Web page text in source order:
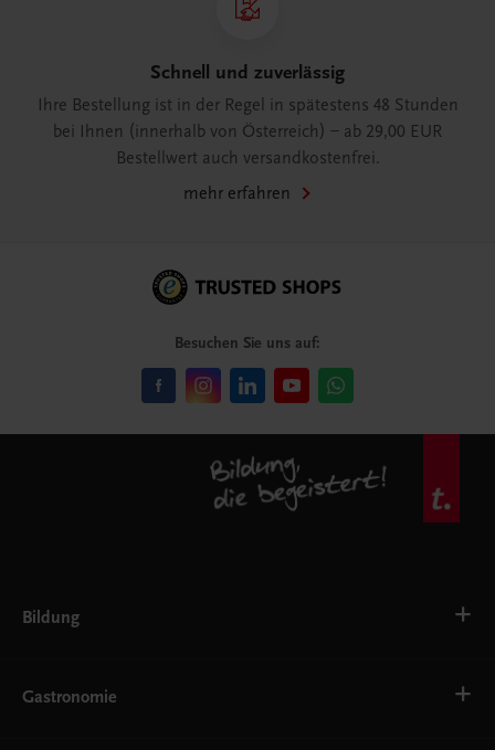
Schnell und zuverlässig
Ihre Bestellung ist in der Regel in spätestens 48 Stunden
bei Ihnen (innerhalb von Österreich) – ab 29,00 EUR
Bestellwert auch versandkostenfrei.
mehr erfahren
Besuchen Sie uns auf:
Bildung
AHS
Gastronomie